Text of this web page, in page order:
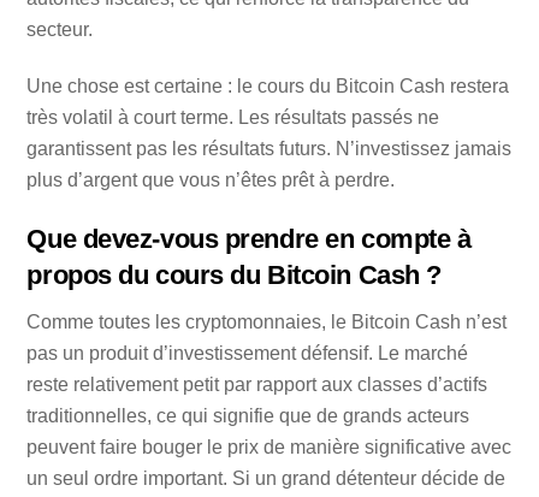
secteur.
Une chose est certaine : le cours du Bitcoin Cash restera
très volatil à court terme. Les résultats passés ne
garantissent pas les résultats futurs. N’investissez jamais
plus d’argent que vous n’êtes prêt à perdre.
Que devez-vous prendre en compte à
propos du cours du Bitcoin Cash ?
Comme toutes les cryptomonnaies, le Bitcoin Cash n’est
pas un produit d’investissement défensif. Le marché
reste relativement petit par rapport aux classes d’actifs
traditionnelles, ce qui signifie que de grands acteurs
peuvent faire bouger le prix de manière significative avec
un seul ordre important. Si un grand détenteur décide de